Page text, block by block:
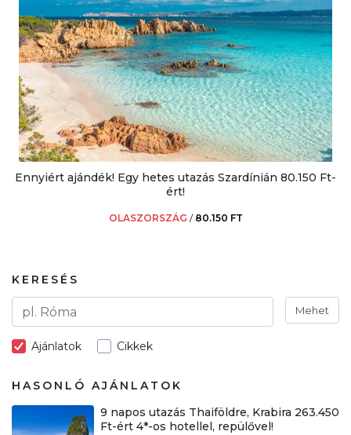
Ennyiért ajándék! Egy hetes utazás Szardínián 80.150 Ft-
ért!
OLASZORSZÁG / 80.150 FT
KERESÉS
Mehet
Ajánlatok Cikkek
HASONLÓ AJÁNLATOK
9 napos utazás Thaiföldre, Krabira 263.450
Ft-ért 4*-os hotellel, repülővel!